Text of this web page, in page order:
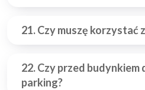
21. Czy muszę korzystać
22. Czy przed
parking?